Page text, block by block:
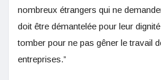
nombreux étrangers qui ne
doit être démantelée pour leur
tomber pour ne pas gêner le travail
entreprises.”